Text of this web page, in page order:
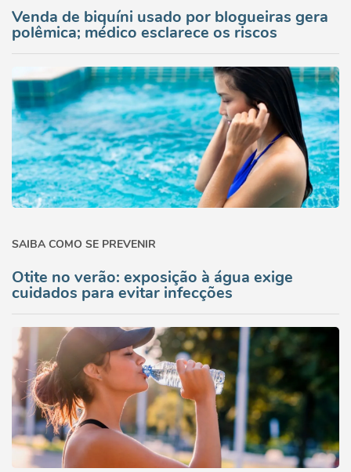
Venda de biquíni usado por blogueiras gera
polêmica; médico esclarece os riscos
SAIBA COMO SE PREVENIR
Otite no verão: exposição à água exige
cuidados para evitar infecções